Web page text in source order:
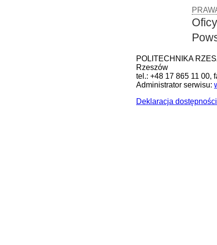
POLITECHNIKA
Rzeszów
tel.: +48 17 865 11 00,
Administrator serwisu:
Deklaracja dostępności